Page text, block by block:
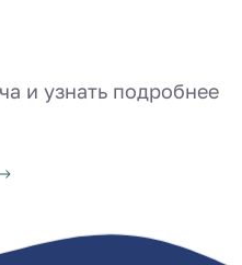
и узнать подробнее